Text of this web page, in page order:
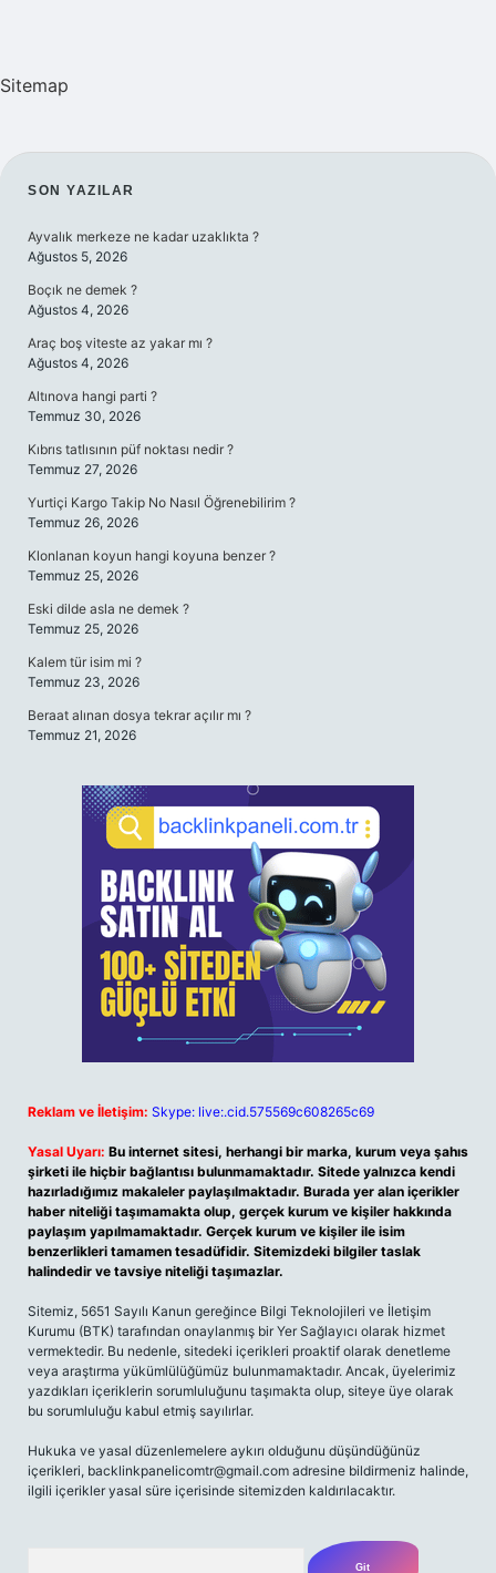
Sitemap
SIDEBAR
SON YAZILAR
Ayvalık merkeze ne kadar uzaklıkta ?
Ağustos 5, 2026
Boçık ne demek ?
Ağustos 4, 2026
Araç boş viteste az yakar mı ?
Ağustos 4, 2026
Altınova hangi parti ?
Temmuz 30, 2026
Kıbrıs tatlısının püf noktası nedir ?
Temmuz 27, 2026
Yurtiçi Kargo Takip No Nasıl Öğrenebilirim ?
Temmuz 26, 2026
Klonlanan koyun hangi koyuna benzer ?
Temmuz 25, 2026
Eski dilde asla ne demek ?
Temmuz 25, 2026
Kalem tür isim mi ?
Temmuz 23, 2026
Beraat alınan dosya tekrar açılır mı ?
Temmuz 21, 2026
Reklam ve İletişim: Skype: live:.cid.575569c608265c69
Yasal Uyarı: Bu internet sitesi, herhangi bir marka, kurum veya şahıs
şirketi ile hiçbir bağlantısı bulunmamaktadır. Sitede yalnızca kendi
hazırladığımız makaleler paylaşılmaktadır. Burada yer alan içerikler
haber niteliği taşımamakta olup, gerçek kurum ve kişiler hakkında
paylaşım yapılmamaktadır. Gerçek kurum ve kişiler ile isim
benzerlikleri tamamen tesadüfidir. Sitemizdeki bilgiler taslak
halindedir ve tavsiye niteliği taşımazlar.
Sitemiz, 5651 Sayılı Kanun gereğince Bilgi Teknolojileri ve İletişim
Kurumu (BTK) tarafından onaylanmış bir Yer Sağlayıcı olarak hizmet
vermektedir. Bu nedenle, sitedeki içerikleri proaktif olarak denetleme
veya araştırma yükümlülüğümüz bulunmamaktadır. Ancak, üyelerimiz
yazdıkları içeriklerin sorumluluğunu taşımakta olup, siteye üye olarak
bu sorumluluğu kabul etmiş sayılırlar.
Hukuka ve yasal düzenlemelere aykırı olduğunu düşündüğünüz
içerikleri, backlinkpanelicomtr@gmail.com adresine bildirmeniz halinde,
ilgili içerikler yasal süre içerisinde sitemizden kaldırılacaktır.